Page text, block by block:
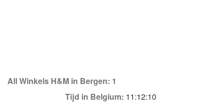
All Winkels H&M in Bergen: 1
Tijd in Belgium: 11:12:10